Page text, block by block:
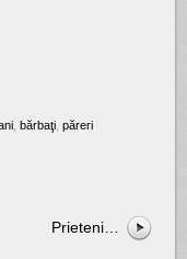
,bărbaţi ,păreri
Prieteni…